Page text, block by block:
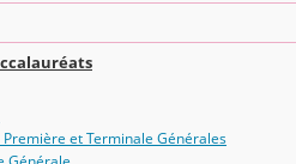
et Terminale Générales